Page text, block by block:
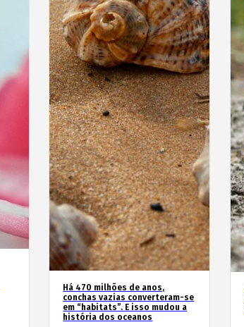
Há 470 milhões de anos,
conchas vazias converteram-se
em “habitats”. E isso mudou a
história dos oceanos